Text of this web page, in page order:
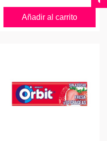
Añadir al carrito